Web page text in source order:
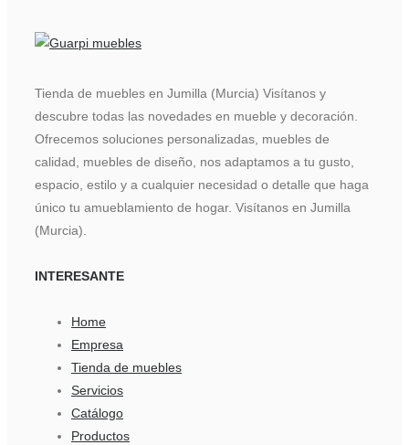
Tienda de muebles en Jumilla (Murcia) Visítanos y
descubre todas las novedades en mueble y decoración.
Ofrecemos soluciones personalizadas, muebles de
calidad, muebles de diseño, nos adaptamos a tu gusto,
espacio, estilo y a cualquier necesidad o detalle que haga
único tu amueblamiento de hogar. Visítanos en Jumilla
(Murcia).
INTERESANTE
Home
Empresa
Tienda de muebles
Servicios
Catálogo
Productos